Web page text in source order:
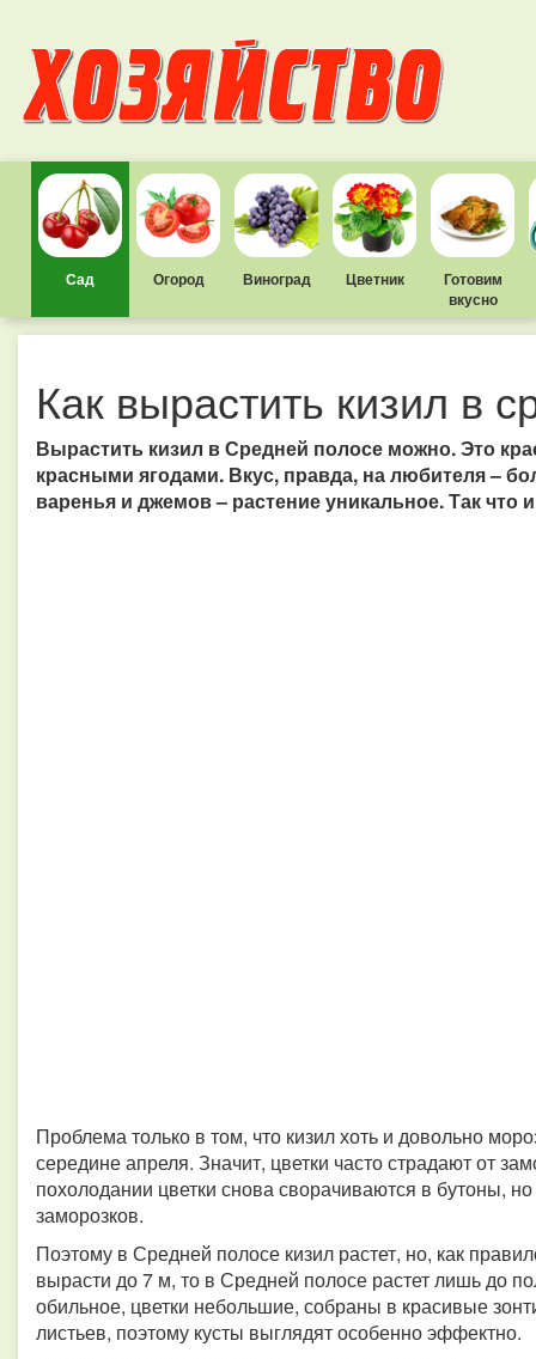
Сад Огород Виноград Цветник
Готовим
вкусно
Как вырастить кизил в
Вырастить кизил в Средней полосе можно. Это
красными ягодами. Вкус, правда, на любителя –
варенья и джемов – растение уникальное. Так что
Проблема только в том, что кизил хоть и довольно
середине апреля. Значит, цветки часто страдают от
похолодании цветки снова сворачиваются в бутоны,
заморозков.
Поэтому в Средней полосе кизил растет, но, как
вырасти до 7 м, то в Средней полосе растет лишь до
обильное, цветки небольшие, собраны в красивые
листьев, поэтому кусты выглядят особенно эффектно.